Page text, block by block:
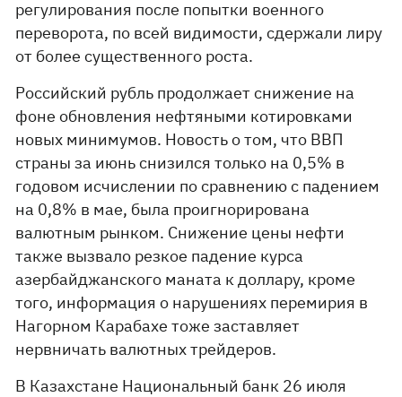
регулирования после попытки военного
переворота, по всей видимости, сдержали лиру
от более существенного роста.
Российский рубль продолжает снижение на
фоне обновления нефтяными котировками
новых минимумов. Новость о том, что ВВП
страны за июнь снизился только на 0,5% в
годовом исчислении по сравнению с падением
на 0,8% в мае, была проигнорирована
валютным рынком. Снижение цены нефти
также вызвало резкое падение курса
азербайджанского маната к доллару, кроме
того, информация о нарушениях перемирия в
Нагорном Карабахе тоже заставляет
нервничать валютных трейдеров.
В Казахстане Национальный банк 26 июля